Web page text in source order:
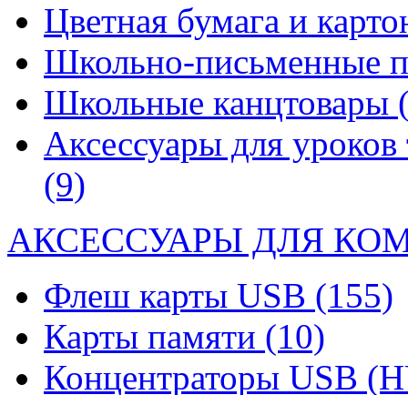
Цветная бумага и
Школьно-письменные
Школьные канцтовары
Аксессуары для уроков
(9)
АКСЕССУАРЫ ДЛЯ
Флеш карты USB (155)
Карты памяти (10)
Концентраторы USB